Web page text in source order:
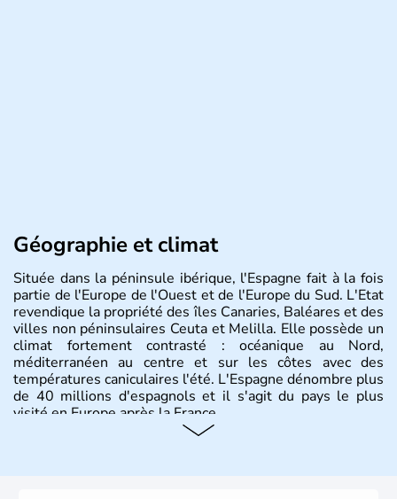
Géographie et climat
Située dans la péninsule ibérique, l'Espagne fait à la fois
partie de l'Europe de l'Ouest et de l'Europe du Sud. L'Etat
revendique la propriété des îles Canaries, Baléares et des
villes non péninsulaires Ceuta et Melilla. Elle possède un
climat fortement contrasté : océanique au Nord,
méditerranéen au centre et sur les côtes avec des
températures caniculaires l'été. L'Espagne dénombre plus
de 40 millions d'espagnols et il s'agit du pays le plus
visité en Europe après la France.